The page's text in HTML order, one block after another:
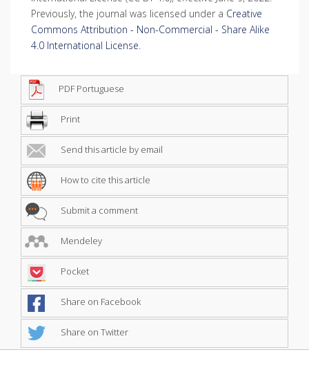
Previously, the journal was licensed under a Creative
Commons Attribution - Non-Commercial - Share Alike
4.0 International License.
PDF Portuguese
Print
Send this article by email
How to cite this article
Submit a comment
Mendeley
Pocket
Share on Facebook
Share on Twitter